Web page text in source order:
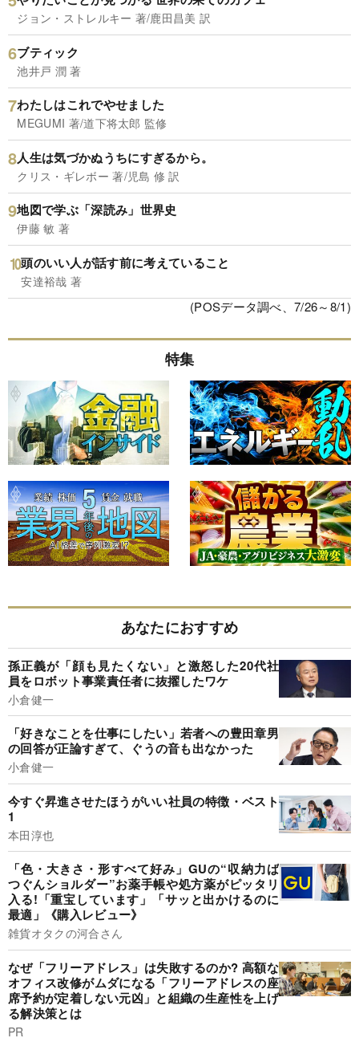
ジョン・ストレルキー 著/鹿田昌美 訳
ブティック
池井戸 潤 著
わたしはこれでやせました
MEGUMI 著/道下将太郎 監修
人生は気づかぬうちにすぎるから。
クリス・ギレボー 著/児島 修 訳
地図で学ぶ「深読み」世界史
伊藤 敏 著
頭のいい人が話す前に考えていること
安達裕哉 著
(POSデータ調べ、7/26～8/1)
特集
あなたにおすすめ
孫正義が「顔も見たくない」と激怒した20代社
員をロボット事業責任者に抜擢したワケ
小倉健一
「好きなことを仕事にしたい」若者への豊田章男
の回答が正論すぎて、ぐうの音も出なかった
小倉健一
今すぐ昇進させたほうがいい社員の特徴・ベスト
1
本田淳也
「色・大きさ・形すべて好み」GUの“収納力ば
つぐんショルダー”お薬手帳や処方薬がピッタリ
入る!「重宝しています」「サッと出かけるのに
最適」《購入レビュー》
雑貨オタクの河合さん
なぜ「フリーアドレス」は失敗するのか? 高額な
オフィス改修がムダになる「フリーアドレスの座
席予約が定着しない元凶」と組織の生産性を上げ
る解決策とは
PR